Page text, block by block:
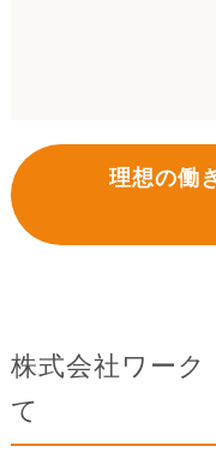
理想の働
株式会社ワー
て